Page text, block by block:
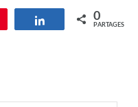
Partagez 0
PARTAGES